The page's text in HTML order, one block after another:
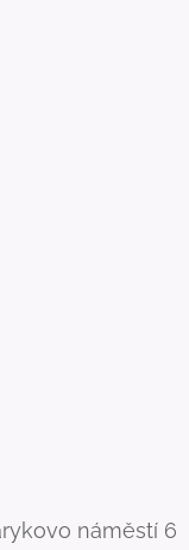
náměstí 6